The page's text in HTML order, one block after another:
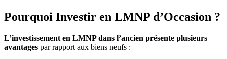
Pourquoi Investir en LMNP d’Occasion ?
L’investissement en LMNP dans l’ancien présente plusieurs
avantages par rapport aux biens neufs :